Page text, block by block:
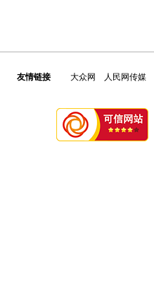
友情链接 大众网 人民网传媒